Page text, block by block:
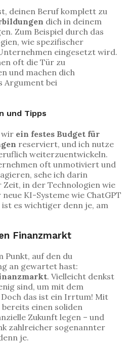
deinen Beruf komplett zu
dich in deinem
Zum Beispiel durch das
wie spezifischer
eingesetzt wird.
oft die Tür zu
und machen dich
Argument bei
und Tipps
wir ein festes Budget für
reserviert, und ich nutze
weiterzuentwickeln.
oft unmotiviert und
sehe ich darin
Zeit, in der Technologien wie
KI-Systeme wie ChatGPT
es wichtiger denn je, am
Finanzmarkt
Punkt, auf den du
an gewartet hast:
. Vielleicht denkst
sind, um mit dem
das ist ein Irrtum! Mit
einen soliden
Zukunft legen – und
zahlreicher sogenannter
je.